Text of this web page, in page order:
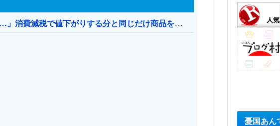
【消費税率1％】 「下げるのが筋なんですけど…」消費減税で値下がりする分と同じだけ商品を値上げして店頭価格を変えない店も
憂国あん